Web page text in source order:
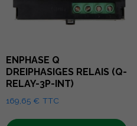
ENPHASE Q
DREIPHASIGES RELAIS (Q-
RELAY-3P-INT)
169,65 € TTC